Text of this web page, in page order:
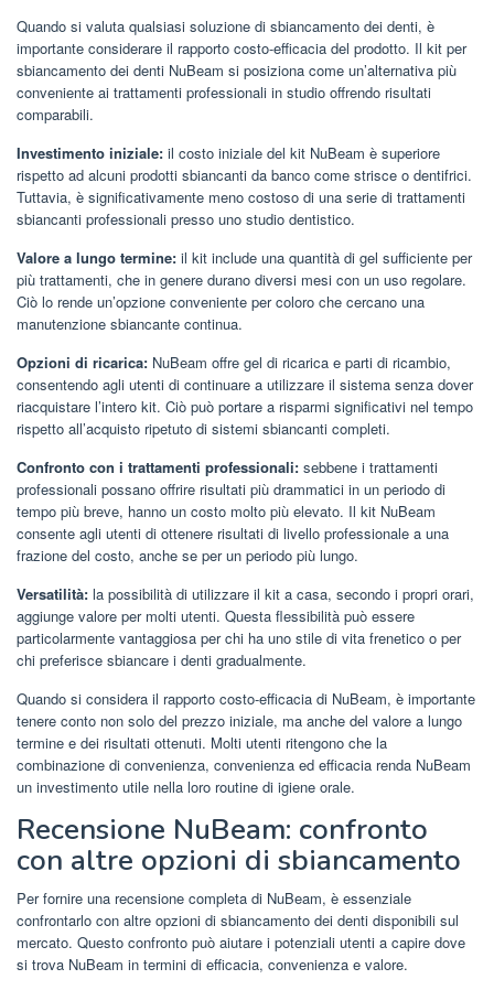
Quando si valuta qualsiasi soluzione di sbiancamento dei denti, è
importante considerare il rapporto costo-efficacia del prodotto. Il kit per
sbiancamento dei denti NuBeam si posiziona come un’alternativa più
conveniente ai trattamenti professionali in studio offrendo risultati
comparabili.
Investimento iniziale: il costo iniziale del kit NuBeam è superiore
rispetto ad alcuni prodotti sbiancanti da banco come strisce o dentifrici.
Tuttavia, è significativamente meno costoso di una serie di trattamenti
sbiancanti professionali presso uno studio dentistico.
Valore a lungo termine: il kit include una quantità di gel sufficiente per
più trattamenti, che in genere durano diversi mesi con un uso regolare.
Ciò lo rende un’opzione conveniente per coloro che cercano una
manutenzione sbiancante continua.
Opzioni di ricarica: NuBeam offre gel di ricarica e parti di ricambio,
consentendo agli utenti di continuare a utilizzare il sistema senza dover
riacquistare l’intero kit. Ciò può portare a risparmi significativi nel tempo
rispetto all’acquisto ripetuto di sistemi sbiancanti completi.
Confronto con i trattamenti professionali: sebbene i trattamenti
professionali possano offrire risultati più drammatici in un periodo di
tempo più breve, hanno un costo molto più elevato. Il kit NuBeam
consente agli utenti di ottenere risultati di livello professionale a una
frazione del costo, anche se per un periodo più lungo.
Versatilità: la possibilità di utilizzare il kit a casa, secondo i propri orari,
aggiunge valore per molti utenti. Questa flessibilità può essere
particolarmente vantaggiosa per chi ha uno stile di vita frenetico o per
chi preferisce sbiancare i denti gradualmente.
Quando si considera il rapporto costo-efficacia di NuBeam, è importante
tenere conto non solo del prezzo iniziale, ma anche del valore a lungo
termine e dei risultati ottenuti. Molti utenti ritengono che la
combinazione di convenienza, convenienza ed efficacia renda NuBeam
un investimento utile nella loro routine di igiene orale.
Recensione NuBeam: confronto
con altre opzioni di sbiancamento
Per fornire una recensione completa di NuBeam, è essenziale
confrontarlo con altre opzioni di sbiancamento dei denti disponibili sul
mercato. Questo confronto può aiutare i potenziali utenti a capire dove
si trova NuBeam in termini di efficacia, convenienza e valore.